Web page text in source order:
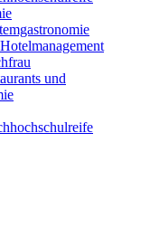
und